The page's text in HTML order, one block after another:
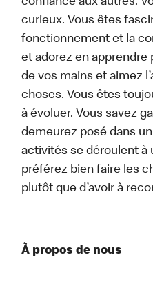
curieux. Vous êtes
fonctionnement et la
et adorez en apprendre
de vos mains et aimez
choses. Vous êtes
à évoluer. Vous savez
demeurez posé dans
activités se déroulent à
préférez bien faire les
plutôt que d’avoir à
À propos de nous